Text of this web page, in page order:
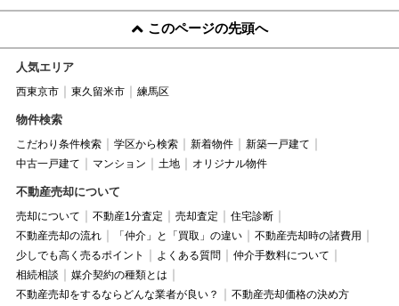
このページの先頭へ
人気エリア
西東京市 東久留米市 練馬区
物件検索
こだわり条件検索 学区から検索 新着物件
新築一戸建て
中古一戸建て
マンション 土地 オリジナル物件
不動産売却について
売却について 不動産1分査定 売却査定
住宅診断
不動産売却の流れ
「仲介」と「買取」の違い
不動産売却時の諸費用
少しでも高く売るポイント
よくある質問
仲介手数料について
相続相談
媒介契約の種類とは
不動産売却をするならどんな業者が良い？
不動産売却価格の決め方